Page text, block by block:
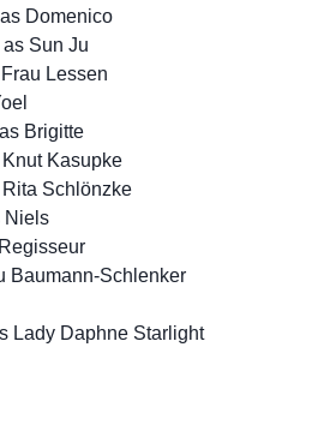
Domenico
Sun Ju
Lessen
Brigitte
Kasupke
Schlönzke
Niels
Baumann-Schlenker
Lady Daphne Starlight